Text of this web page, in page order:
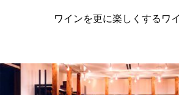
ワインを更に楽しくするワ